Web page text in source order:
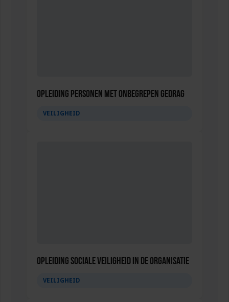
Opleiding Personen met onbegrepen gedrag
VEILIGHEID
Opleiding Sociale Veiligheid in de Organisatie
VEILIGHEID